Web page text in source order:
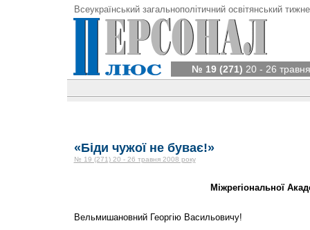
Всеукраїнський загальнополітичний освітянський
№ 19 (271) 20 - 26
«Біди чужої не буває!»
№ 19 (271) 20 - 26 травня 2008 року
Міжрегіональної
Вельмишановний Георгію Васильовичу!